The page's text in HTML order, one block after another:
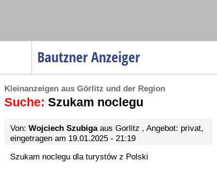
Bautzner Anzeiger
Menüpunkte
Politik
Wirtschaft
Kleinanzeigen aus Görlitz und der Region
Suche: Szukam noclegu
Von: Wojciech Szubigaaus Gorlitz , Angebot: privat,
eingetragen am 19.01.2025 - 21:19
Szukam noclegu dla turystów z Polski